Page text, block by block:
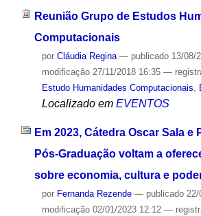
Reunião Grupo de Estudos
Computacionais
por Cláudia Regina — publicado13/08/
modificação27/11/2018 16:35 —
Estudo Humanidades Computacionais
Localizado em EVENTOS
Em 2023, Cátedra Oscar Sala e
Pós-Graduação voltam a
sobre economia, cultura e
por Fernanda Rezende — publicado22/
modificação02/01/2023 12:12 —